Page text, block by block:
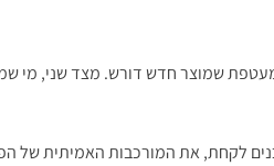
שמוצר חדש דורש. מצד שני, מי
לקחת, את המורכבות האמיתית של